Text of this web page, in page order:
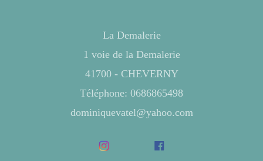
La Demalerie
1 voie de la Demalerie
41700 - CHEVERNY
Téléphone: 0686865498
dominiquevatel@yahoo.com